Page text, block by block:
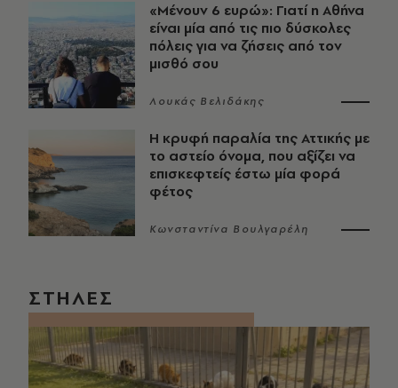
«Μένουν 6 ευρώ»: Γιατί η Αθήνα
είναι μία από τις πιο δύσκολες
πόλεις για να ζήσεις από τον
μισθό σου
Λουκάς Βελιδάκης
Η κρυφή παραλία της Αττικής με
το αστείο όνομα, που αξίζει να
επισκεφτείς έστω μία φορά
φέτος
Κωνσταντίνα Βουλγαρέλη
ΣΤΗΛΕΣ